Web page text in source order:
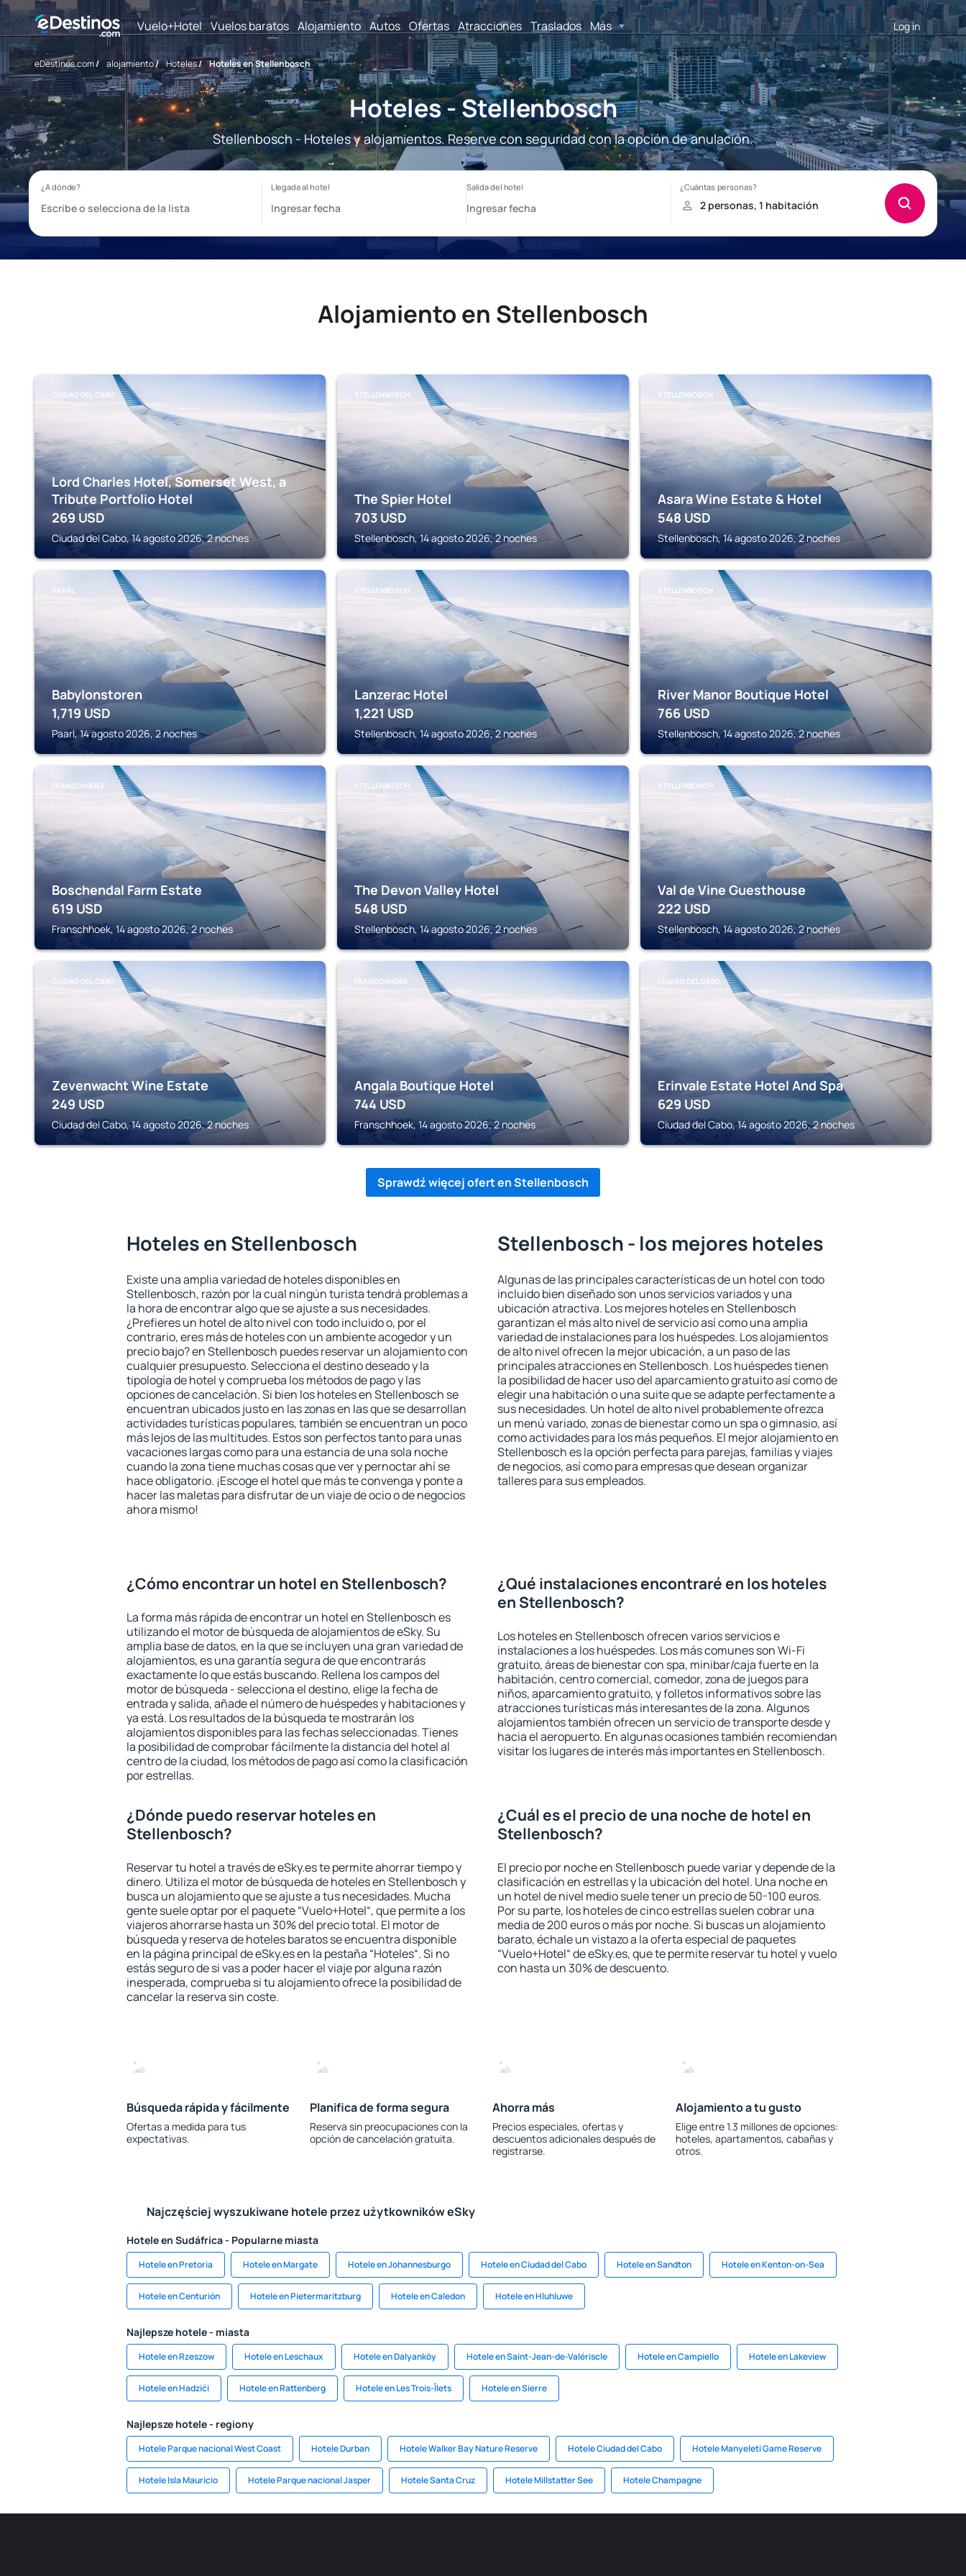
Vuelo+Hotel Vuelos baratos Alojamiento Autos Ofertas Atracciones Traslados Más Log in
eDestinos.com/ alojamiento/ Hoteles/ Hoteles en Stellenbosch
Hoteles - Stellenbosch
Stellenbosch - Hoteles y alojamientos. Reserve con seguridad con la opción de anulación.
Alojamiento en Stellenbosch
CIUDAD DEL CABO
Lord Charles Hotel, Somerset West, a
Tribute Portfolio Hotel
269 USD
Ciudad del Cabo, 14 agosto 2026, 2 noches
STELLENBOSCH
The Spier Hotel
703 USD
Stellenbosch, 14 agosto 2026, 2 noches
STELLENBOSCH
Asara Wine Estate & Hotel
548 USD
Stellenbosch, 14 agosto 2026, 2 noches
PAARL
Babylonstoren
1,719 USD
Paarl, 14 agosto 2026, 2 noches
STELLENBOSCH
Lanzerac Hotel
1,221 USD
Stellenbosch, 14 agosto 2026, 2 noches
STELLENBOSCH
River Manor Boutique Hotel
766 USD
Stellenbosch, 14 agosto 2026, 2 noches
FRANSCHHOEK
Boschendal Farm Estate
619 USD
Franschhoek, 14 agosto 2026, 2 noches
STELLENBOSCH
The Devon Valley Hotel
548 USD
Stellenbosch, 14 agosto 2026, 2 noches
STELLENBOSCH
Val de Vine Guesthouse
222 USD
Stellenbosch, 14 agosto 2026, 2 noches
CIUDAD DEL CABO
Zevenwacht Wine Estate
249 USD
Ciudad del Cabo, 14 agosto 2026, 2 noches
FRANSCHHOEK
Angala Boutique Hotel
744 USD
Franschhoek, 14 agosto 2026, 2 noches
CIUDAD DEL CABO
Erinvale Estate Hotel And Spa
629 USD
Ciudad del Cabo, 14 agosto 2026, 2 noches
Sprawdź więcej ofert en Stellenbosch
Hoteles en Stellenbosch
Existe una amplia variedad de hoteles disponibles en
Stellenbosch, razón por la cual ningún turista tendrá problemas a
la hora de encontrar algo que se ajuste a sus necesidades.
¿Prefieres un hotel de alto nivel con todo incluido o, por el
contrario, eres más de hoteles con un ambiente acogedor y un
precio bajo? en Stellenbosch puedes reservar un alojamiento con
cualquier presupuesto. Selecciona el destino deseado y la
tipología de hotel y comprueba los métodos de pago y las
opciones de cancelación. Si bien los hoteles en Stellenbosch se
encuentran ubicados justo en las zonas en las que se desarrollan
actividades turísticas populares, también se encuentran un poco
más lejos de las multitudes. Estos son perfectos tanto para unas
vacaciones largas como para una estancia de una sola noche
cuando la zona tiene muchas cosas que ver y pernoctar ahí se
hace obligatorio. ¡Escoge el hotel que más te convenga y ponte a
hacer las maletas para disfrutar de un viaje de ocio o de negocios
ahora mismo!
Stellenbosch - los mejores hoteles
Algunas de las principales características de un hotel con todo
incluido bien diseñado son unos servicios variados y una
ubicación atractiva. Los mejores hoteles en Stellenbosch
garantizan el más alto nivel de servicio así como una amplia
variedad de instalaciones para los huéspedes. Los alojamientos
de alto nivel ofrecen la mejor ubicación, a un paso de las
principales atracciones en Stellenbosch. Los huéspedes tienen
la posibilidad de hacer uso del aparcamiento gratuito así como de
elegir una habitación o una suite que se adapte perfectamente a
sus necesidades. Un hotel de alto nivel probablemente ofrezca
un menú variado, zonas de bienestar como un spa o gimnasio, así
como actividades para los más pequeños. El mejor alojamiento en
Stellenbosch es la opción perfecta para parejas, familias y viajes
de negocios, así como para empresas que desean organizar
talleres para sus empleados.
¿Cómo encontrar un hotel en Stellenbosch?
La forma más rápida de encontrar un hotel en Stellenbosch es
utilizando el motor de búsqueda de alojamientos de eSky. Su
amplia base de datos, en la que se incluyen una gran variedad de
alojamientos, es una garantía segura de que encontrarás
exactamente lo que estás buscando. Rellena los campos del
motor de búsqueda - selecciona el destino, elige la fecha de
entrada y salida, añade el número de huéspedes y habitaciones y
ya está. Los resultados de la búsqueda te mostrarán los
alojamientos disponibles para las fechas seleccionadas. Tienes
la posibilidad de comprobar fácilmente la distancia del hotel al
centro de la ciudad, los métodos de pago así como la clasificación
por estrellas.
¿Qué instalaciones encontraré en los hoteles
en Stellenbosch?
Los hoteles en Stellenbosch ofrecen varios servicios e
instalaciones a los huéspedes. Los más comunes son Wi-Fi
gratuito, áreas de bienestar con spa, minibar/caja fuerte en la
habitación, centro comercial, comedor, zona de juegos para
niños, aparcamiento gratuito, y folletos informativos sobre las
atracciones turísticas más interesantes de la zona. Algunos
alojamientos también ofrecen un servicio de transporte desde y
hacia el aeropuerto. En algunas ocasiones también recomiendan
visitar los lugares de interés más importantes en Stellenbosch.
¿Dónde puedo reservar hoteles en
Stellenbosch?
Reservar tu hotel a través de eSky.es te permite ahorrar tiempo y
dinero. Utiliza el motor de búsqueda de hoteles en Stellenbosch y
busca un alojamiento que se ajuste a tus necesidades. Mucha
gente suele optar por el paquete “Vuelo+Hotel“, que permite a los
viajeros ahorrarse hasta un 30% del precio total. El motor de
búsqueda y reserva de hoteles baratos se encuentra disponible
en la página principal de eSky.es en la pestaña “Hoteles“. Si no
estás seguro de si vas a poder hacer el viaje por alguna razón
inesperada, comprueba si tu alojamiento ofrece la posibilidad de
cancelar la reserva sin coste.
¿Cuál es el precio de una noche de hotel en
Stellenbosch?
El precio por noche en Stellenbosch puede variar y depende de la
clasificación en estrellas y la ubicación del hotel. Una noche en
un hotel de nivel medio suele tener un precio de 50-100 euros.
Por su parte, los hoteles de cinco estrellas suelen cobrar una
media de 200 euros o más por noche. Si buscas un alojamiento
barato, échale un vistazo a la oferta especial de paquetes
“Vuelo+Hotel“ de eSky.es, que te permite reservar tu hotel y vuelo
con hasta un 30% de descuento.
Búsqueda rápida y fácilmente
Ofertas a medida para tus
expectativas.
Planifica de forma segura
Reserva sin preocupaciones con la
opción de cancelación gratuita.
Ahorra más
Precios especiales, ofertas y
descuentos adicionales después de
registrarse.
Alojamiento a tu gusto
Elige entre 1.3 millones de opciones:
hoteles, apartamentos, cabañas y
otros.
Najczęściej wyszukiwane hotele przez użytkowników eSky
Hotele en Sudáfrica - Popularne miasta
Hotele en Pretoria Hotele en Margate Hotele en Johannesburgo Hotele en Ciudad del Cabo Hotele en Sandton Hotele en Kenton-on-Sea
Hotele en Centurión Hotele en Pietermaritzburg Hotele en Caledon Hotele en Hluhluwe
Najlepsze hotele - miasta
Hotele en Rzeszow Hotele en Leschaux Hotele en Dalyanköy Hotele en Saint-Jean-de-Valériscle Hotele en Campiello Hotele en Lakeview
Hotele en Hadzići Hotele en Rattenberg Hotele en Les Trois-Îlets Hotele en Sierre
Najlepsze hotele - regiony
Hotele Parque nacional West Coast Hotele Durban Hotele Walker Bay Nature Reserve Hotele Ciudad del Cabo Hotele Manyeleti Game Reserve
Hotele Isla Mauricio Hotele Parque nacional Jasper Hotele Santa Cruz Hotele Millstatter See Hotele Champagne